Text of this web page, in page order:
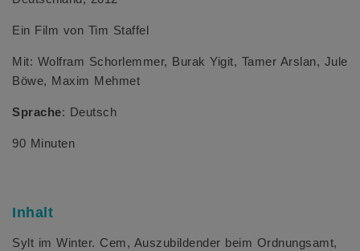
Ein Film von Tim Staffel
Mit: Wolfram Schorlemmer, Burak Yigit, Tamer Arslan, Jule
Böwe, Maxim Mehmet
Sprache: Deutsch
90 Minuten
Inhalt
Sylt im Winter. Cem, Auszubildender beim Ordnungsamt,